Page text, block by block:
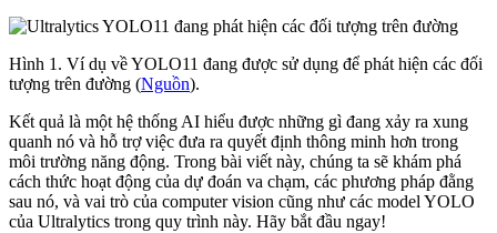
Hình 1. Ví dụ về YOLO11 đang được sử dụng để phát hiện các đối
tượng trên đường (Nguồn).
Kết quả là một hệ thống AI hiểu được những gì đang xảy ra xung
quanh nó và hỗ trợ việc đưa ra quyết định thông minh hơn trong
môi trường năng động. Trong bài viết này, chúng ta sẽ khám phá
cách thức hoạt động của dự đoán va chạm, các phương pháp đằng
sau nó, và vai trò của computer vision cũng như các model YOLO
của Ultralytics trong quy trình này. Hãy bắt đầu ngay!